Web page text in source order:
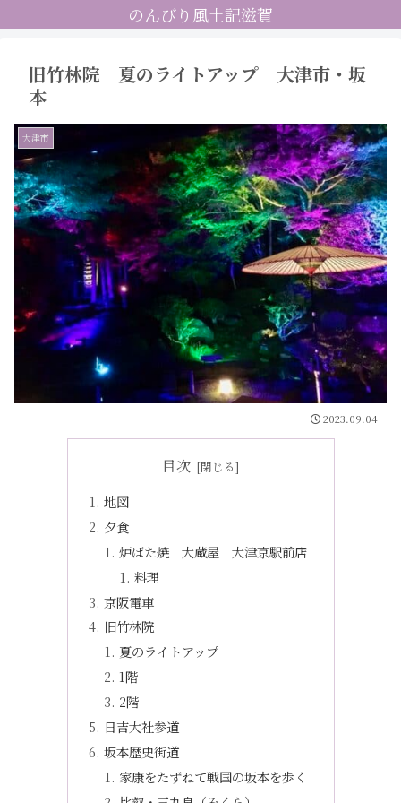
のんびり風土記滋賀
旧竹林院 夏のライトアップ 大津市・坂
本
大津市
2023.09.04
目次
地図
夕食
炉ばた焼 大蔵屋 大津京駅前店
料理
京阪電車
旧竹林院
夏のライトアップ
1階
2階
日吉大社参道
坂本歴史街道
家康をたずねて戦国の坂本を歩く